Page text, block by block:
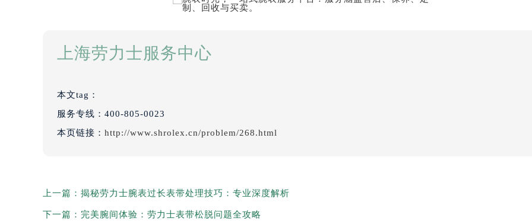
上海劳力士服务中心
本文tag：
服务专线： 400-805-0023
本页链接： http://www.shrolex.cn/problem/268.html
上一篇： 揭秘劳力士腕表过长表带处理技巧：专业深度解析
下一篇： 完美腕间体验：劳力士表带松脱问题全攻略